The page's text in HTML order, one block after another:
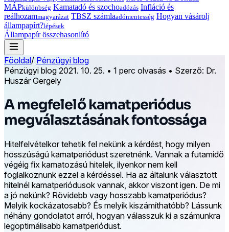
MÁPkülönbség Kamatadó és szochoadózás Infláció és
reálhozammagyarázat TBSZ számlaadómentesség Hogyan vásárolj
állampapírt?lépések
Állampapír összehasonlító
Főoldal/ Pénzügyi blog
Pénzügyi blog 2021. 10. 25. • 1 perc olvasás • Szerző: Dr.
Huszár Gergely
A megfelelő kamatperiódus
megválasztásának fontossága
Hitelfelvételkor tehetik fel nekünk a kérdést, hogy milyen
hosszúságú kamatperiódust szeretnénk. Vannak a futamidő
végéig fix kamatozású hitelek, ilyenkor nem kell
foglalkoznunk ezzel a kérdéssel. Ha az általunk választott
hitelnél kamatperiódusok vannak, akkor viszont igen. De mi
a jó nekünk? Rövidebb vagy hosszabb kamatperiódus?
Melyik kockázatosabb? És melyik kiszámíthatóbb? Lássunk
néhány gondolatot arról, hogyan válasszuk ki a számunkra
legoptimálisabb kamatperiódust.